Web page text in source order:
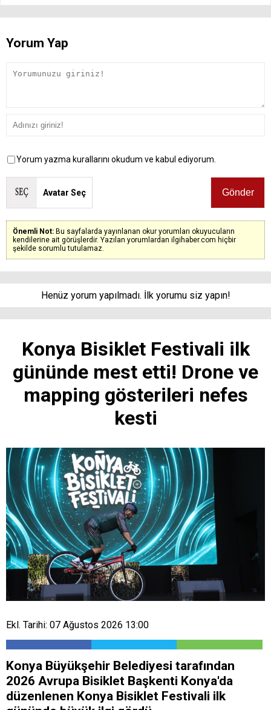
Yorum Yap
Yorum yazma kurallarını okudum ve kabul ediyorum.
Avatar Seç
Önemli Not: Bu sayfalarda yayınlanan okur yorumları okuyucuların
kendilerine ait görüşlerdir. Yazılan yorumlardan ilgihaber.com hiçbir
şekilde sorumlu tutulamaz.
Henüz yorum yapılmadı. İlk yorumu siz yapın!
Konya Bisiklet Festivali ilk
gününde mest etti! Drone ve
mapping gösterileri nefes
kesti
Ekl. Tarihi: 07 Ağustos 2026 13:00
Konya Büyükşehir Belediyesi tarafından
2026 Avrupa Bisiklet Başkenti Konya'da
düzenlenen Konya Bisiklet Festivali ilk